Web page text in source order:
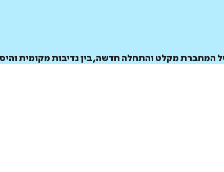
₪35
המחברת מקלט והתחלה חדשה, בין נדיבות מקומית